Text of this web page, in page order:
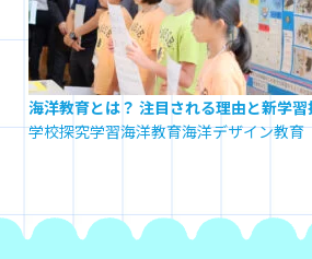
海洋教育とは？ 注目される理由と新学
学校探究学習海洋教育海洋デザイン教育